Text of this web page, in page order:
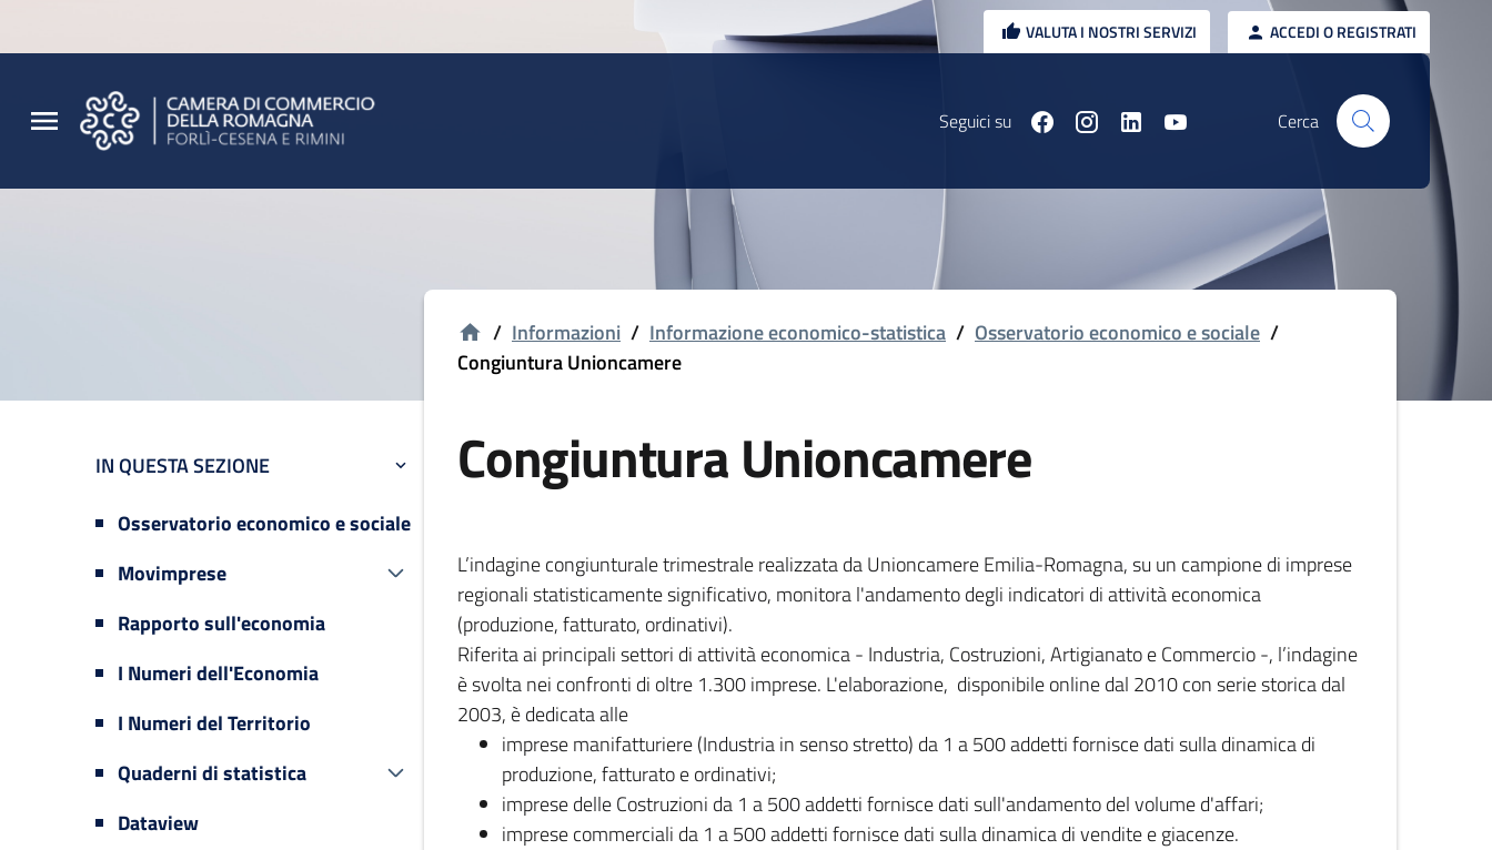
VALUTA I NOSTRI SERVIZI ACCEDI O REGISTRATI
Seguici su Cerca
IN QUESTA SEZIONE
Osservatorio economico e sociale
Movimprese
Rapporto sull'economia
I Numeri dell'Economia
I Numeri del Territorio
Quaderni di statistica
Dataview
/ Informazioni / Informazione economico-statistica / Osservatorio economico e sociale /
Congiuntura Unioncamere
Congiuntura Unioncamere
L’indagine congiunturale trimestrale realizzata da Unioncamere Emilia-Romagna, su un campione di imprese
regionali statisticamente significativo, monitora l'andamento degli indicatori di attività economica
(produzione, fatturato, ordinativi).
Riferita ai principali settori di attività economica - Industria, Costruzioni, Artigianato e Commercio -, l’indagine
è svolta nei confronti di oltre 1.300 imprese. L'elaborazione, disponibile online dal 2010 con serie storica dal
2003, è dedicata alle
imprese manifatturiere (Industria in senso stretto) da 1 a 500 addetti fornisce dati sulla dinamica di
produzione, fatturato e ordinativi;
imprese delle Costruzioni da 1 a 500 addetti fornisce dati sull'andamento del volume d'affari;
imprese commerciali da 1 a 500 addetti fornisce dati sulla dinamica di vendite e giacenze.